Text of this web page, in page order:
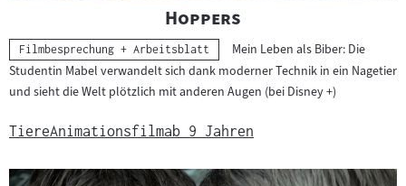
"
Hoppers
Kategorie:
Filmbesprechung + Arbeitsblatt
Mein Leben als Biber: Die
Studentin Mabel verwandelt sich dank moderner Technik in ein Nagetier
und sieht die Welt plötzlich mit anderen Augen (bei Disney +)
TiereAnimationsfilmab 9 Jahren